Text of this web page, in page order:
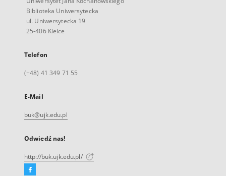
Biblioteka Uniwersytecka
ul. Uniwersytecka 19
25-406 Kielce
Telefon
(+48) 41 349 71 55
E-Mail
buk@ujk.edu.pl
Odwiedź nas!
http://buk.ujk.edu.pl/
Facebook